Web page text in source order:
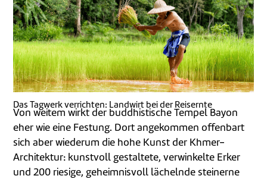
Das Tagwerk verrichten: Landwirt bei der Reisernte
Von weitem wirkt der buddhistische Tempel Bayon
eher wie eine Festung. Dort angekommen offenbart
sich aber wiederum die hohe Kunst der Khmer-
Architektur: kunstvoll gestaltete, verwinkelte Erker
und 200 riesige, geheimnisvoll lächelnde steinerne